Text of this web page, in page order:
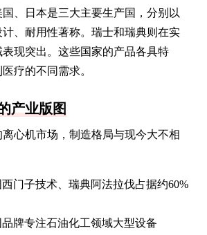
、日本是三大主要生产国，分别以
、耐用性著称。瑞士和瑞典则在实
现突出。这些国家的产品各具特
疗的不同需求。
产业版图
离心机市场，制造格局与现今大不相
西门子技术、瑞典阿法拉伐占据约60%
牌专注石油化工领域大型设备